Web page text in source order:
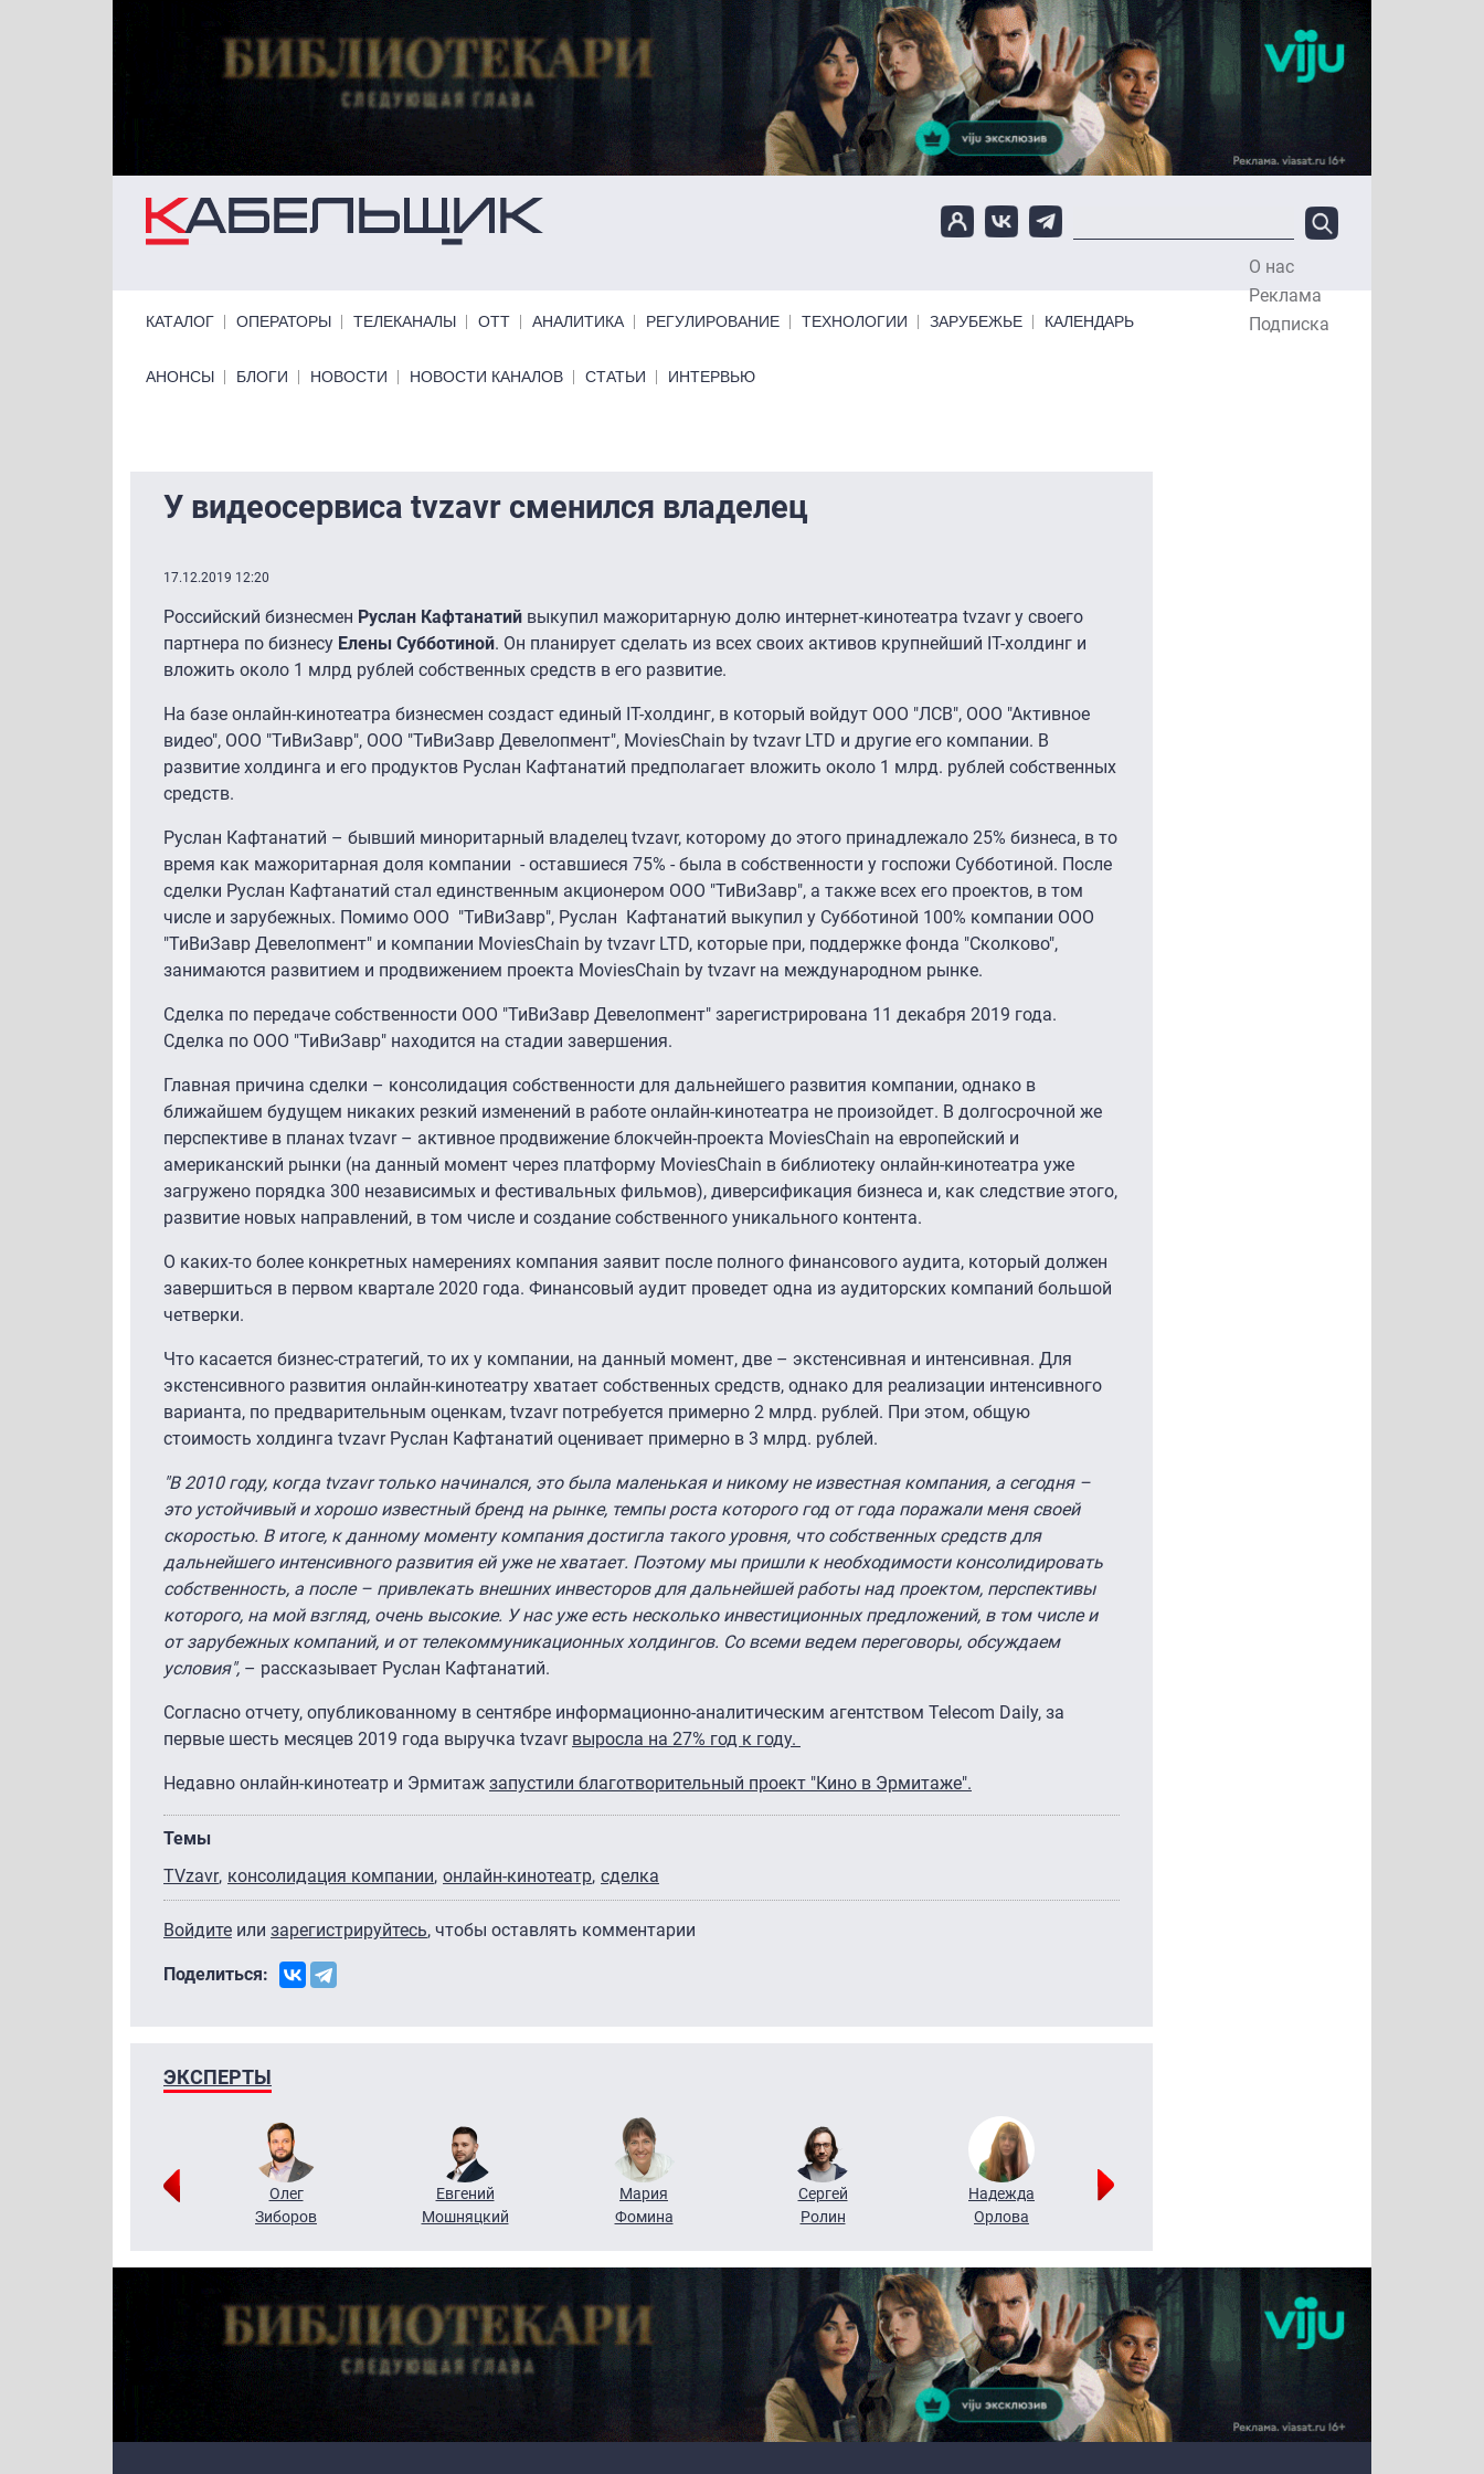
О нас
Реклама
Подписка
КАТАЛОГ ОПЕРАТОРЫ ТЕЛЕКАНАЛЫ ОТТ АНАЛИТИКА РЕГУЛИРОВАНИЕ ТЕХНОЛОГИИ ЗАРУБЕЖЬЕ КАЛЕНДАРЬ
Primary links bottom
АНОНСЫ БЛОГИ НОВОСТИ НОВОСТИ КАНАЛОВ СТАТЬИ ИНТЕРВЬЮ
У видеосервиса tvzavr сменился владелец
17.12.2019 12:20
Российский бизнесмен Руслан Кафтанатий выкупил мажоритарную долю интернет-кинотеатра tvzavr у своего
партнера по бизнесу Елены Субботиной. Он планирует сделать из всех своих активов крупнейший IT-холдинг и
вложить около 1 млрд рублей собственных средств в его развитие.
На базе онлайн-кинотеатра бизнесмен создаст единый IT-холдинг, в который войдут ООО "ЛСВ", ООО "Активное
видео", OOO "ТиВиЗавр", OOO "ТиВиЗавр Девелопмент", MoviesChain by tvzavr LTD и другие его компании. В
развитие холдинга и его продуктов Руслан Кафтанатий предполагает вложить около 1 млрд. рублей собственных
средств.
Руслан Кафтанатий – бывший миноритарный владелец tvzavr, которому до этого принадлежало 25% бизнеса, в то
время как мажоритарная доля компании - оставшиеся 75% - была в собственности у госпожи Субботиной. После
сделки Руслан Кафтанатий стал единственным акционером ООО "ТиВиЗавр", а также всех его проектов, в том
числе и зарубежных. Помимо ООО "ТиВиЗавр", Руслан Кафтанатий выкупил у Субботиной 100% компании ООО
"ТиВиЗавр Девелопмент" и компании MoviesChain by tvzavr LTD, которые при, поддержке фонда "Сколково",
занимаются развитием и продвижением проекта MoviesChain by tvzavr на международном рынке.
Сделка по передаче собственности ООО "ТиВиЗавр Девелопмент" зарегистрирована 11 декабря 2019 года.
Сделка по ООО "ТиВиЗавр" находится на стадии завершения.
Главная причина сделки – консолидация собственности для дальнейшего развития компании, однако в
ближайшем будущем никаких резкий изменений в работе онлайн-кинотеатра не произойдет. В долгосрочной же
перспективе в планах tvzavr – активное продвижение блокчейн-проекта MoviesChain на европейский и
американский рынки (на данный момент через платформу MoviesChain в библиотеку онлайн-кинотеатра уже
загружено порядка 300 независимых и фестивальных фильмов), диверсификация бизнеса и, как следствие этого,
развитие новых направлений, в том числе и создание собственного уникального контента.
О каких-то более конкретных намерениях компания заявит после полного финансового аудита, который должен
завершиться в первом квартале 2020 года. Финансовый аудит проведет одна из аудиторских компаний большой
четверки.
Что касается бизнес-стратегий, то их у компании, на данный момент, две – экстенсивная и интенсивная. Для
экстенсивного развития онлайн-кинотеатру хватает собственных средств, однако для реализации интенсивного
варианта, по предварительным оценкам, tvzavr потребуется примерно 2 млрд. рублей. При этом, общую
стоимость холдинга tvzavr Руслан Кафтанатий оценивает примерно в 3 млрд. рублей.
"В 2010 году, когда tvzavr только начинался, это была маленькая и никому не известная компания, а сегодня –
это устойчивый и хорошо известный бренд на рынке, темпы роста которого год от года поражали меня своей
скоростью. В итоге, к данному моменту компания достигла такого уровня, что собственных средств для
дальнейшего интенсивного развития ей уже не хватает. Поэтому мы пришли к необходимости консолидировать
собственность, а после – привлекать внешних инвесторов для дальнейшей работы над проектом, перспективы
которого, на мой взгляд, очень высокие. У нас уже есть несколько инвестиционных предложений, в том числе и
от зарубежных компаний, и от телекоммуникационных холдингов. Со всеми ведем переговоры, обсуждаем
условия", – рассказывает Руслан Кафтанатий.
Согласно отчету, опубликованному в сентябре информационно-аналитическим агентством Telecom Daily, за
первые шесть месяцев 2019 года выручка tvzavr выросла на 27% год к году.
Недавно онлайн-кинотеатр и Эрмитаж запустили благотворительный проект "Кино в Эрмитаже".
Темы
TVzavr консолидация компании онлайн-кинотеатр сделка
Войдите или зарегистрируйтесь, чтобы оставлять комментарии
Поделиться:
ЭКСПЕРТЫ
Олег
Зиборов
Евгений
Мошняцкий
Мария
Фомина
Сергей
Ролин
Надежда
Орлова